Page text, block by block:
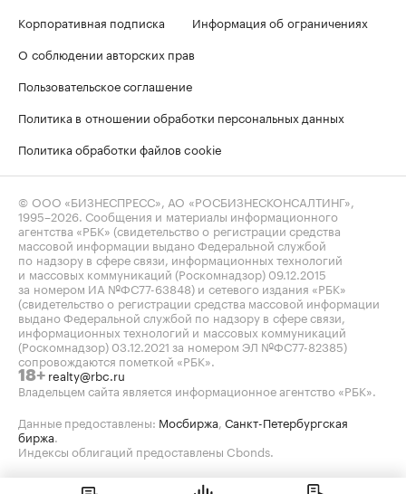
Корпоративная подписка
Информация об ограничениях
О соблюдении авторских прав
Пользовательское соглашение
Политика в отношении обработки персональных данных
Политика обработки файлов cookie
© ООО «БИЗНЕСПРЕСС», АО «РОСБИЗНЕСКОНСАЛТИНГ»,
1995–2026 . Сообщения и материалы информационного
агентства «РБК» (свидетельство о регистрации средства
массовой информации выдано Федеральной службой
по надзору в сфере связи, информационных технологий
и массовых коммуникаций (Роскомнадзор) 09.12.2015
за номером ИА №ФС77-63848) и сетевого издания «РБК»
(свидетельство о регистрации средства массовой информации
выдано Федеральной службой по надзору в сфере связи,
информационных технологий и массовых коммуникаций
(Роскомнадзор) 03.12.2021 за номером ЭЛ №ФС77-82385)
сопровождаются пометкой «РБК».
18+ realty@rbc.ru
Владельцем сайта является информационное агентство «РБК».
Данные предоставлены: Мосбиржа Санкт-Петербургская
биржа
Индексы облигаций предоставлены Cbonds.